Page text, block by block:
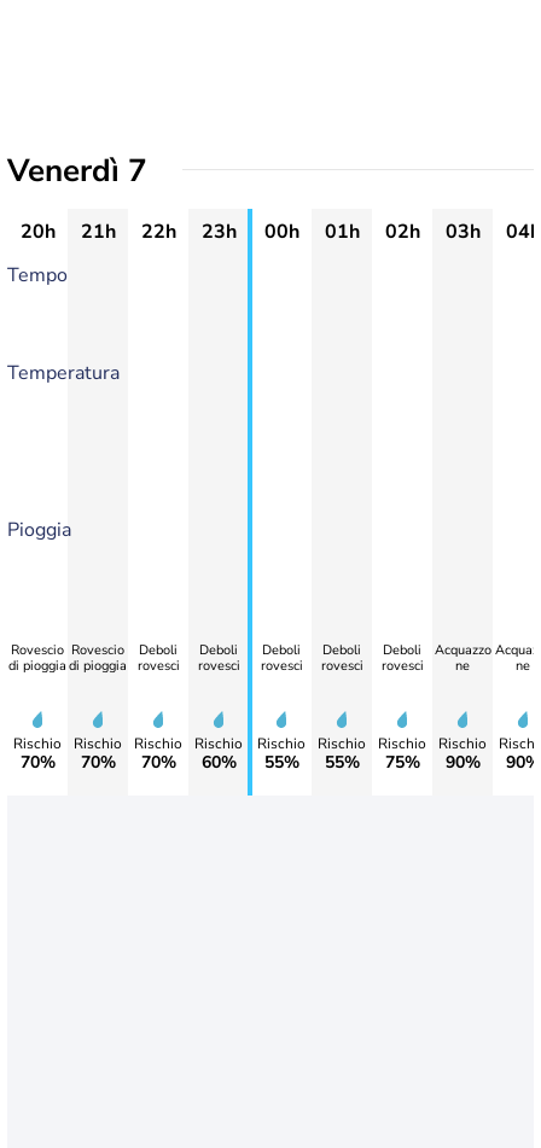
Venerdì 7
20h 21h 22h 23h 00h 01h 02h 03h
04h
Tempo
Temperatura
Pioggia
Rovescio
di pioggia
Rischio
70%
Rovescio
di pioggia
Rischio
70%
Deboli
rovesci
Rischio
70%
Deboli
rovesci
Rischio
60%
Deboli
rovesci
Rischio
55%
Deboli
rovesci
Rischio
55%
Deboli
rovesci
Rischio
75%
Acquazzo
ne
Rischio
90%
ne
90%